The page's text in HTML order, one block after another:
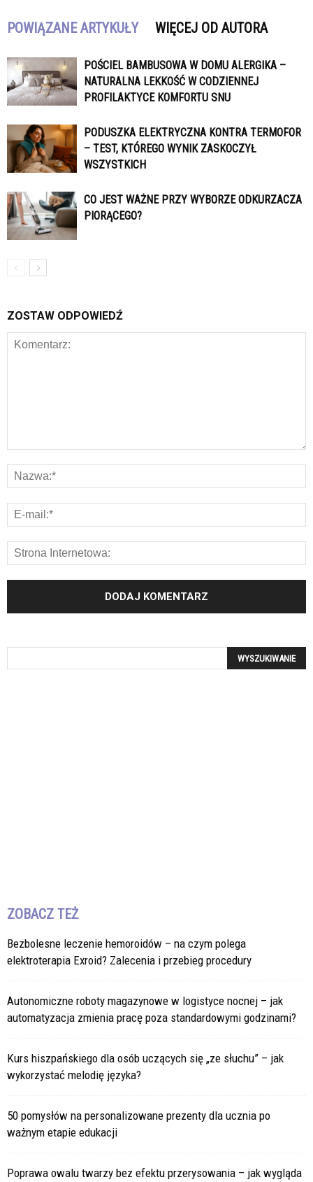
POWIĄZANE ARTYKUŁY WIĘCEJ OD AUTORA
POŚCIEL BAMBUSOWA W DOMU ALERGIKA –
NATURALNA LEKKOŚĆ W CODZIENNEJ
PROFILAKTYCE KOMFORTU SNU
PODUSZKA ELEKTRYCZNA KONTRA TERMOFOR
– TEST, KTÓREGO WYNIK ZASKOCZYŁ
WSZYSTKICH
CO JEST WAŻNE PRZY WYBORZE ODKURZACZA
PIORĄCEGO?
ZOSTAW ODPOWIEDŹ
ZOBACZ TEŻ
Bezbolesne leczenie hemoroidów – na czym polega
elektroterapia Exroid? Zalecenia i przebieg procedury
Autonomiczne roboty magazynowe w logistyce nocnej – jak
automatyzacja zmienia pracę poza standardowymi godzinami?
Kurs hiszpańskiego dla osób uczących się „ze słuchu” – jak
wykorzystać melodię języka?
50 pomysłów na personalizowane prezenty dla ucznia po
ważnym etapie edukacji
Poprawa owalu twarzy bez efektu przerysowania – jak wygląda